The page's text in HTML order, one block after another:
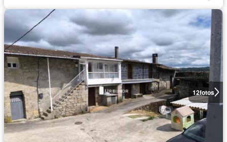
12fotos